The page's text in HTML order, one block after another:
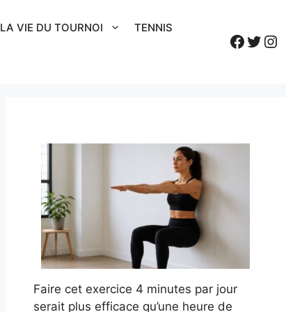
LA VIE DU TOURNOI TENNIS
Faire cet exercice 4 minutes par jour
serait plus efficace qu’une heure de